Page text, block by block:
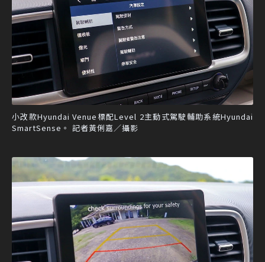
小改款Hyundai Venue標配Level 2主動式駕駛輔助系統Hyundai
SmartSense。 記者黃俐嘉／攝影